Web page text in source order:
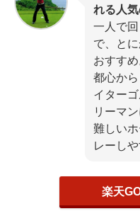
れる人
一人で
で、と
おすすめ
都心か
イター
リーマン
難しい
レーし
楽天